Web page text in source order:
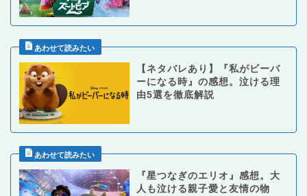
【ネタバレあり】『私がビーバ
ーになる時』の感想。泣ける理
由5選を徹底解説
『星つなぎのエリオ』感想。大
人も泣ける親子愛と友情の物